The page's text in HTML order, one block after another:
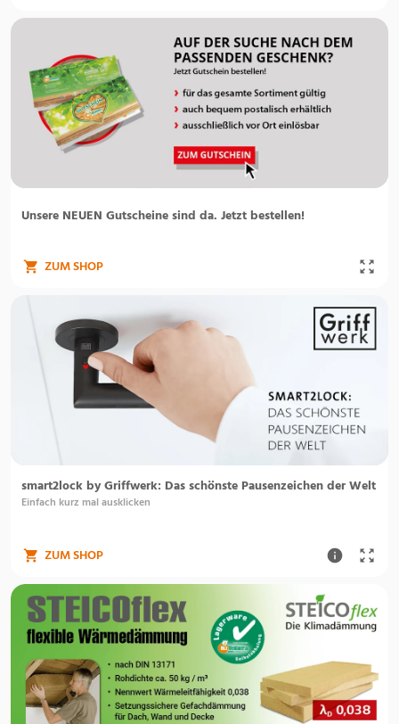
Unsere NEUEN Gutscheine sind da. Jetzt bestellen!
ZUM SHOP
smart2lock by Griffwerk: Das schönste Pausenzeichen der Welt
Einfach kurz mal ausklicken
ZUM SHOP